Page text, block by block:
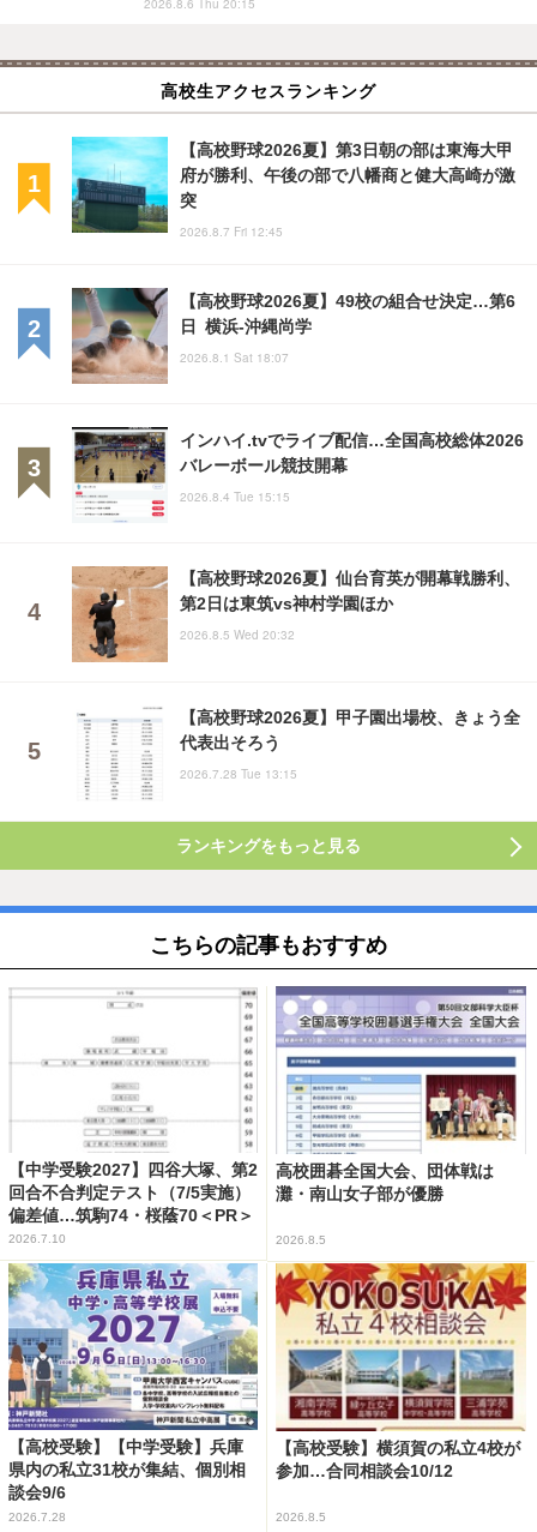
2026.8.6 Thu 20:15
高校生アクセスランキング
【高校野球2026夏】第3日朝の部は東海大甲
府が勝利、午後の部で八幡商と健大高崎が激
突
2026.8.7 Fri 12:45
【高校野球2026夏】49校の組合せ決定…第6
日 横浜-沖縄尚学
2026.8.1 Sat 18:07
インハイ.tvでライブ配信…全国高校総体2026
バレーボール競技開幕
2026.8.4 Tue 15:15
【高校野球2026夏】仙台育英が開幕戦勝利、
第2日は東筑vs神村学園ほか
2026.8.5 Wed 20:32
【高校野球2026夏】甲子園出場校、きょう全
代表出そろう
2026.7.28 Tue 13:15
ランキングをもっと見る
こちらの記事もおすすめ
【中学受験2027】四谷大塚、第2
回合不合判定テスト（7/5実施）
偏差値…筑駒74・桜蔭70＜PR＞
2026.7.10
高校囲碁全国大会、団体戦は
灘・南山女子部が優勝
2026.8.5
【高校受験】【中学受験】兵庫
県内の私立31校が集結、個別相
談会9/6
2026.7.28
【高校受験】横須賀の私立4校が
参加…合同相談会10/12
2026.8.5